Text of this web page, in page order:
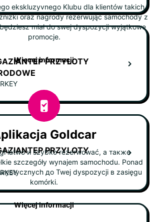
PRZYLOTY
PRZYLOTY
ekskluzyvnego Klubu dla klientów takich
oraz nagrody rezerwując samochody z
miał do swej dyspozycji wyjątkowe
promocje.
Więcej informacji
Goldcar
łatwo и szybko rezerwować, а также
szczegóły wynajem samochodu. Ponad
до Twej dyspozycji в zasięgu
komórki.
Więcej informacji